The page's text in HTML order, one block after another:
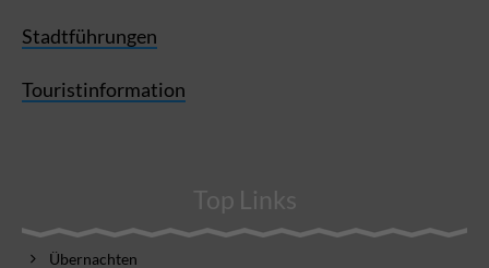
Stadtführungen
Touristinformation
Top Links
Übernachten